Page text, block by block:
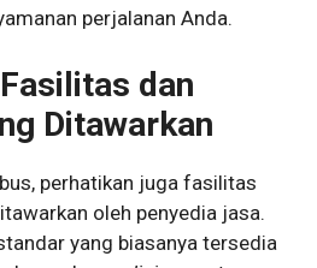
perjalanan Anda.
dan
Ditawarkan
perhatikan juga fasilitas
oleh penyedia jasa.
yang biasanya tersedia